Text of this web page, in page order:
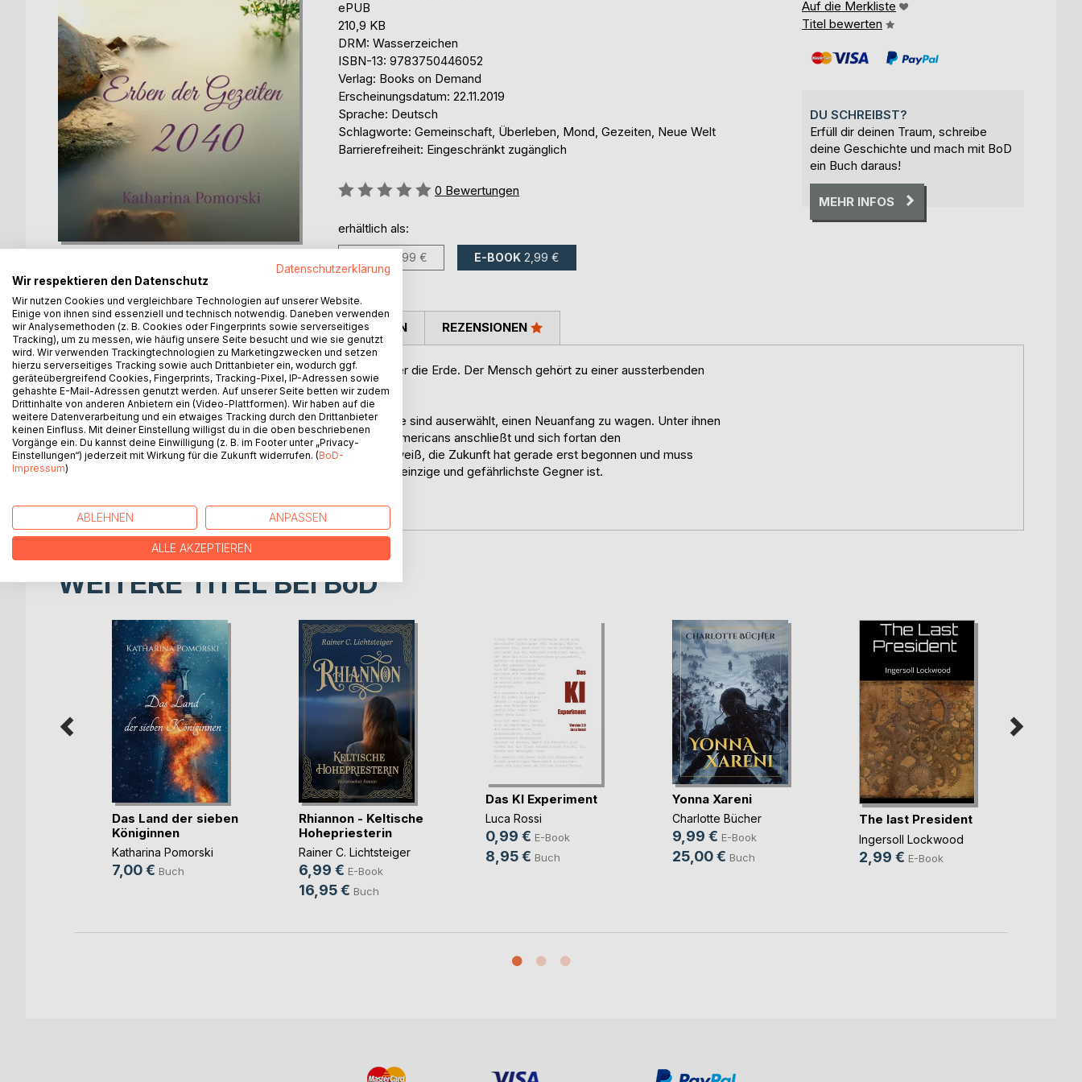
ePUB
210,9 KB
DRM: Wasserzeichen
ISBN-13: 9783750446052
Verlag: Books on Demand
Erscheinungsdatum: 22.11.2019
Sprache: Deutsch
Schlagworte: Gemeinschaft, Überleben, Mond, Gezeiten, Neue Welt
Barrierefreiheit: Eingeschränkt zugänglich
Bewertung::
0 Bewertungen
erhältlich als:
5,99 € E-BOOK 2,99 €
Auf die Merkliste
Titel bewerten
DU SCHREIBST?
Erfüll dir deinen Traum, schreibe
deine Geschichte und mach mit BoD
ein Buch daraus!
MEHR INFOS
BESCHREIBUNG
Das Jahr 2040: Der Mond und die Gezeiten herrschen über die Erde. Der Mensch gehört zu einer aussterbenden
Spezies.
Die letzten Überlebenden einer verheerenden Katastrophe sind auserwählt, einen Neuanfang zu wagen. Unter ihnen
ist auch die junge Tamaya, die sich einer Gruppe Native Americans anschließt und sich fortan den
Herausforderungen eines völlig neuen Lebens stellt. Sie weiß, die Zukunft hat gerade erst begonnen und muss
feststellen, dass die wilde und unberührte Natur nicht der einzige und gefährlichste Gegner ist.
"2040" ist der Auftakt zur "Erben der Gezeiten" - Reihe.
AUTOR/IN PRESSESTIMMEN REZENSIONEN
WEITERE TITEL BEIBoD
Das Land der sieben
Königinnen
Katharina Pomorski
7,00 € Buch
Rhiannon - Keltische
Hohepriesterin
Rainer C. Lichtsteiger
6,99 € E-Book
16,95 € Buch
Das KI Experiment
Luca Rossi
0,99 € E-Book
8,95 € Buch
Yonna Xareni
Charlotte Bücher
9,99 € E-Book
25,00 € Buch
The last President
Ingersoll Lockwood
2,99 € E-Book
Datenschutzerklärung
Wir respektieren den Datenschutz
Wir nutzen Cookies und vergleichbare Technologien auf unserer Website.
Einige von ihnen sind essenziell und technisch notwendig. Daneben verwenden
wir Analysemethoden (z. B. Cookies oder Fingerprints sowie serverseitiges
Tracking), um zu messen, wie häufig unsere Seite besucht und wie sie genutzt
wird. Wir verwenden Trackingtechnologien zu Marketingzwecken und setzen
hierzu serverseitiges Tracking sowie auch Drittanbieter ein, wodurch ggf.
geräteübergreifend Cookies, Fingerprints, Tracking-Pixel, IP-Adressen sowie
gehashte E-Mail-Adressen genutzt werden. Auf unserer Seite betten wir zudem
Drittinhalte von anderen Anbietern ein (Video-Plattformen). Wir haben auf die
weitere Datenverarbeitung und ein etwaiges Tracking durch den Drittanbieter
keinen Einfluss. Mit deiner Einstellung willigst du in die oben beschriebenen
Vorgänge ein. Du kannst deine Einwilligung (z. B. im Footer unter „Privacy-
Einstellungen“) jederzeit mit Wirkung für die Zukunft widerrufen. (BoD-
Impressum)
ABLEHNEN ANPASSEN
ALLE AKZEPTIEREN